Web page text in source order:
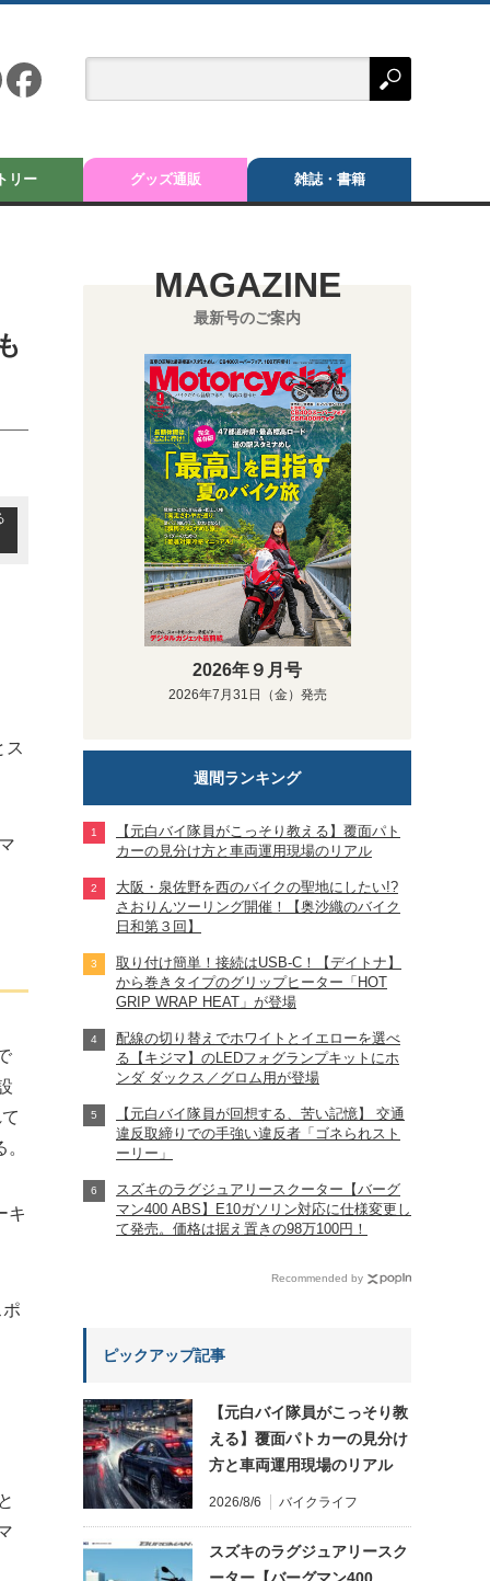
リー グッズ通販 雑誌・書籍
ス
キ
MAGAZINE
最新号のご案内
2026年９月号
2026年7月31日（金）発売
週間ランキング
【元白バイ隊員がこっそり教える】覆面パト
カーの見分け方と車両運用現場のリアル
大阪・泉佐野を西のバイクの聖地にしたい!?
さおりんツーリング開催！【奥沙織のバイク
日和第３回】
取り付け簡単！接続はUSB-C！【デイトナ】
から巻きタイプのグリップヒーター「HOT
GRIP WRAP HEAT」が登場
配線の切り替えでホワイトとイエローを選べ
る【キジマ】のLEDフォグランプキットにホ
ンダ ダックス／グロム用が登場
【元白バイ隊員が回想する、苦い記憶】 交通
違反取締りでの手強い違反者「ゴネられスト
ーリー」
スズキのラグジュアリースクーター【バーグ
マン400 ABS】E10ガソリン対応に仕様変更し
て発売。価格は据え置きの98万100円！
Recommended by
ピックアップ記事
【元白バイ隊員がこっそり教
える】覆面パトカーの見分け
方と車両運用現場のリアル
2026/8/6 バイクライフ
スズキのラグジュアリースク